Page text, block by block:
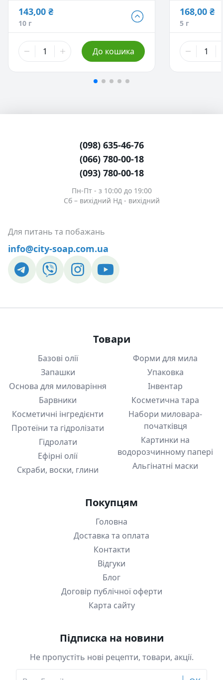
143,00 ₴
10 г
143,00 ₴
10 г
304,00 ₴
25 г До кошика
168,00 ₴
5 г
168,00 ₴
5 г
672,00 ₴
25 г
(098) 635-46-76
(066) 780-00-18
(093) 780-00-18
Пн-Пт - з 10:00 до 19:00
Сб – вихідний Нд - вихідний
Для питань та побажань
info@city-soap.com.ua
Товари
Базові олії
Запашки
Основа для миловаріння
Барвники
Косметичні інгредієнти
Протеїни та гідролізати
Гідролати
Ефірні олії
Скраби, воски, глини
Форми для мила
Упаковка
Інвентар
Косметична тара
Набори миловара-
початківця
Картинки на
водорозчинному папері
Альгінатні маски
Покупцям
Головна
Доставка та оплата
Контакти
Відгуки
Блог
Договір публічної оферти
Карта сайту
Підписка на новини
Не пропустіть нові рецепти, товари, акції.